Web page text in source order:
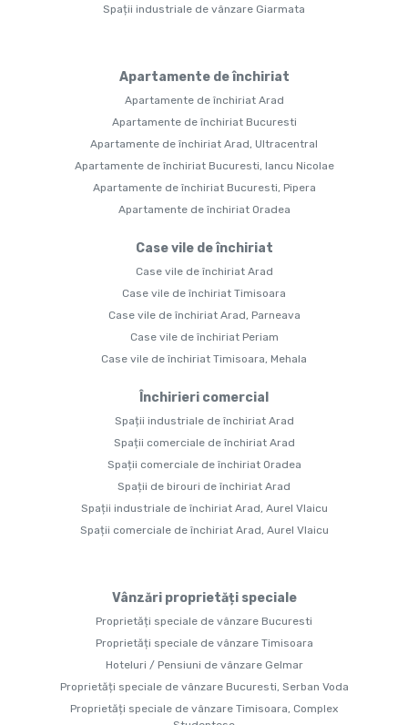
Spații industriale de vânzare Giarmata
Apartamente de închiriat
Apartamente de închiriat Arad
Apartamente de închiriat Bucuresti
Apartamente de închiriat Arad, Ultracentral
Apartamente de închiriat Bucuresti, Iancu Nicolae
Apartamente de închiriat Bucuresti, Pipera
Apartamente de închiriat Oradea
Case vile de închiriat
Case vile de închiriat Arad
Case vile de închiriat Timisoara
Case vile de închiriat Arad, Parneava
Case vile de închiriat Periam
Case vile de închiriat Timisoara, Mehala
Închirieri comercial
Spații industriale de închiriat Arad
Spații comerciale de închiriat Arad
Spații comerciale de închiriat Oradea
Spații de birouri de închiriat Arad
Spații industriale de închiriat Arad, Aurel Vlaicu
Spații comerciale de închiriat Arad, Aurel Vlaicu
Vânzări proprietăți speciale
Proprietăți speciale de vânzare Bucuresti
Proprietăți speciale de vânzare Timisoara
Hoteluri / Pensiuni de vânzare Gelmar
Proprietăți speciale de vânzare Bucuresti, Serban Voda
Proprietăți speciale de vânzare Timisoara, Complex